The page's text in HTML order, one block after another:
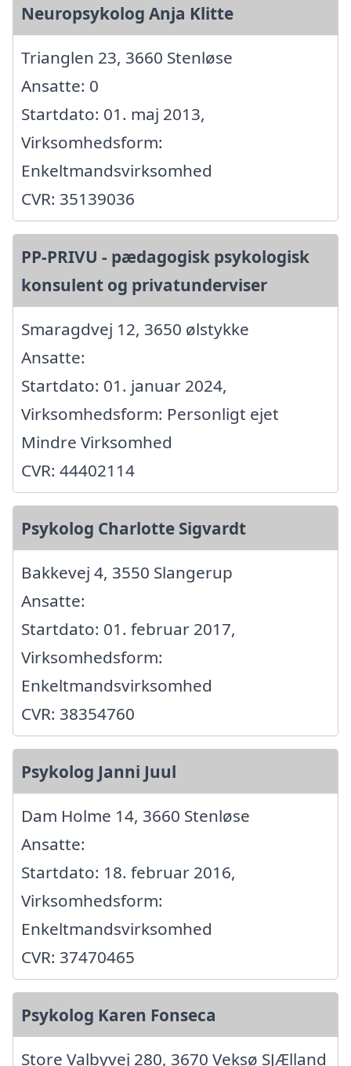
Neuropsykolog Anja Klitte
Trianglen 23, 3660 Stenløse
Ansatte: 0
Startdato: 01. maj 2013,
Virksomhedsform:
Enkeltmandsvirksomhed
CVR: 35139036
PP-PRIVU - pædagogisk psykologisk
konsulent og privatunderviser
Smaragdvej 12, 3650 ølstykke
Ansatte:
Startdato: 01. januar 2024,
Virksomhedsform: Personligt ejet
Mindre Virksomhed
CVR: 44402114
Psykolog Charlotte Sigvardt
Bakkevej 4, 3550 Slangerup
Ansatte:
Startdato: 01. februar 2017,
Virksomhedsform:
Enkeltmandsvirksomhed
CVR: 38354760
Psykolog Janni Juul
Dam Holme 14, 3660 Stenløse
Ansatte:
Startdato: 18. februar 2016,
Virksomhedsform:
Enkeltmandsvirksomhed
CVR: 37470465
Psykolog Karen Fonseca
Store Valbyvej 280, 3670 Veksø SJÆlland